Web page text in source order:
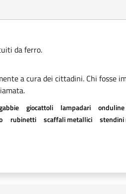
da ferro.
a cura dei cittadini. Chi fosse
giocattoli lampadari
rubinetti scaffali metallici
stendini